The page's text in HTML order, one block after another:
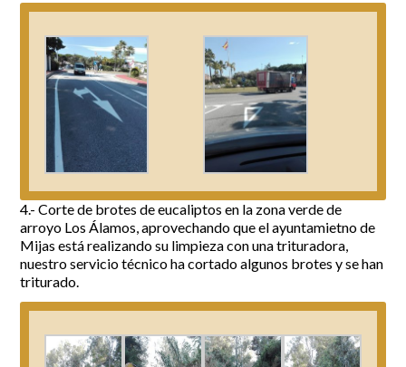
4.- Corte de brotes de eucaliptos en la zona verde de
arroyo Los Álamos, aprovechando que el ayuntamietno de
Mijas está realizando su limpieza con una trituradora,
nuestro servicio técnico ha cortado algunos brotes y se han
triturado.